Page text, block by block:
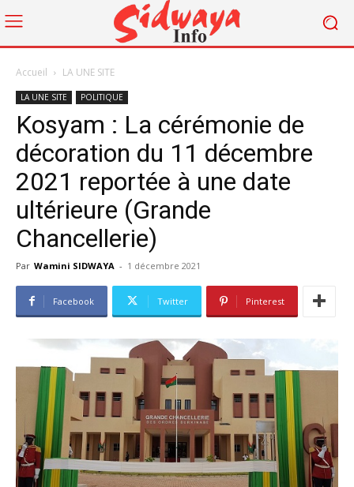
Accueil LA UNE SITE
LA UNE SITE POLITIQUE
Kosyam : La cérémonie de
décoration du 11 décembre
2021 reportée à une date
ultérieure (Grande
Chancellerie)
Par Wamini SIDWAYA - 1 décembre 2021
Facebook Twitter Pinterest